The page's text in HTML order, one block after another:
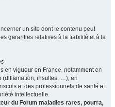
un site dont le contenu peut
garanties relatives à la fiabilité et à la
en vigueur en France, notamment en
(diffamation, insultes, …), en
et des professionnels de santé et
intellectuelle.
du Forum maladies rares, pourra,